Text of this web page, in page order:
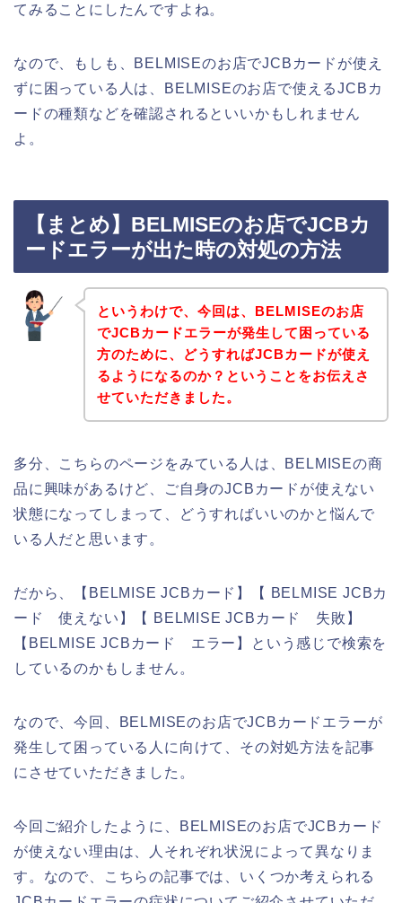
てみることにしたんですよね。
なので、もしも、BELMISEのお店でJCBカードが使え
ずに困っている人は、BELMISEのお店で使えるJCBカ
ードの種類などを確認されるといいかもしれません
よ。
【まとめ】BELMISEのお店でJCBカ
ードエラーが出た時の対処の方法
というわけで、今回は、BELMISEのお店
でJCBカードエラーが発生して困っている
方のために、どうすればJCBカードが使え
るようになるのか？ということをお伝えさ
せていただきました。
多分、こちらのページをみている人は、BELMISEの商
品に興味があるけど、ご自身のJCBカードが使えない
状態になってしまって、どうすればいいのかと悩んで
いる人だと思います。
だから、【BELMISE JCBカード】【 BELMISE JCBカ
ード 使えない】【 BELMISE JCBカード 失敗】
【BELMISE JCBカード エラー】という感じで検索を
しているのかもしません。
なので、今回、BELMISEのお店でJCBカードエラーが
発生して困っている人に向けて、その対処方法を記事
にさせていただきました。
今回ご紹介したように、BELMISEのお店でJCBカード
が使えない理由は、人それぞれ状況によって異なりま
す。なので、こちらの記事では、いくつか考えられる